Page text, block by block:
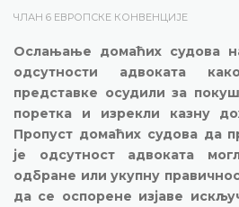
ЧЛАН 6 ЕВРОПСКЕ КОНВЕНЦИЈЕ
Ослањање домаћих судова
одсутности адвоката
представке осудили за
поретка и изрекли казну
Пропуст домаћих судова да
је одсутност адвоката
одбране или укупну
да се оспорене изјаве